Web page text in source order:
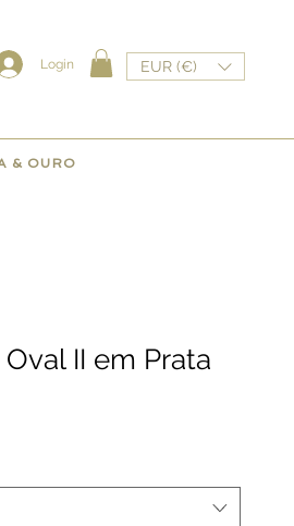
Login EUR (€)
& OURO
II em Prata